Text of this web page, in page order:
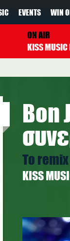
EVENTS WIN
ON AIR
Bon
Το
ΚISS
bj.jpg